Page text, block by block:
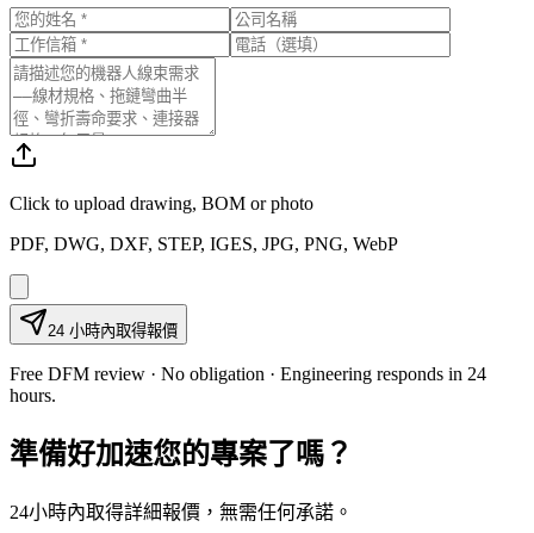
Click to upload drawing, BOM or photo
PDF, DWG, DXF, STEP, IGES, JPG, PNG, WebP
24 小時內取得報價
Free DFM review · No obligation · Engineering responds in 24
hours.
準備好加速您的專案了嗎？
24小時內取得詳細報價，無需任何承諾。